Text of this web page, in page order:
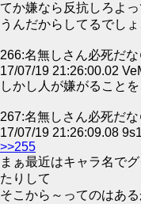
てか嫌なら反抗しろよ
うんだからしてるでし
266:名無しさん必死だ
17/07/19 21:26:00.02
しかし人が嫌がること
267:名無しさん必死だ
17/07/19 21:26:09.08
>>255
まぁ最近はキャラ名で
たりして
そこから～ってのはあ